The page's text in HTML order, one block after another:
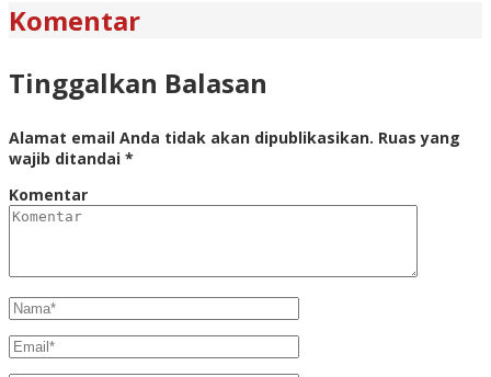
Komentar
Tinggalkan Balasan
Alamat email Anda tidak akan dipublikasikan. Ruas yang
wajib ditandai *
Komentar